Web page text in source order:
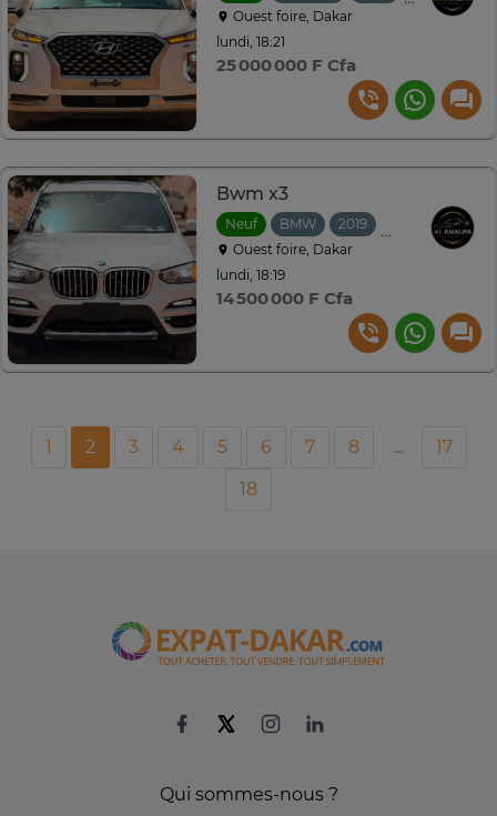
Ouest foire, Dakar
lundi, 18:21
25 000 000 F Cfa
Bwm x3
Neuf BMW 2019
Automatique
Ouest foire, Dakar
lundi, 18:19
14 500 000 F Cfa
1 2 3 4 5 6 7 8 ...
17
18
Qui sommes-nous ?